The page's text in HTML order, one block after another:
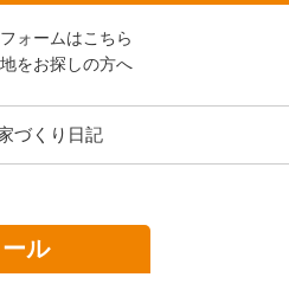
フォームはこちら
をお探しの方へ
づくり日記
ル